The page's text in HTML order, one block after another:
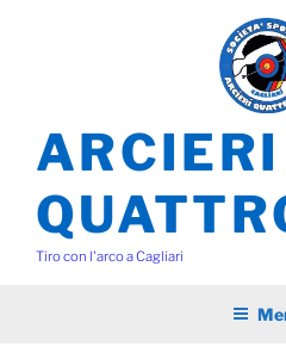
ARCIERI
Tiro con l'arco a Cagliari